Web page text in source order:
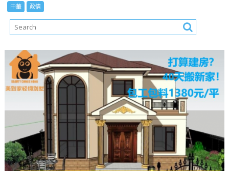
中華 政情